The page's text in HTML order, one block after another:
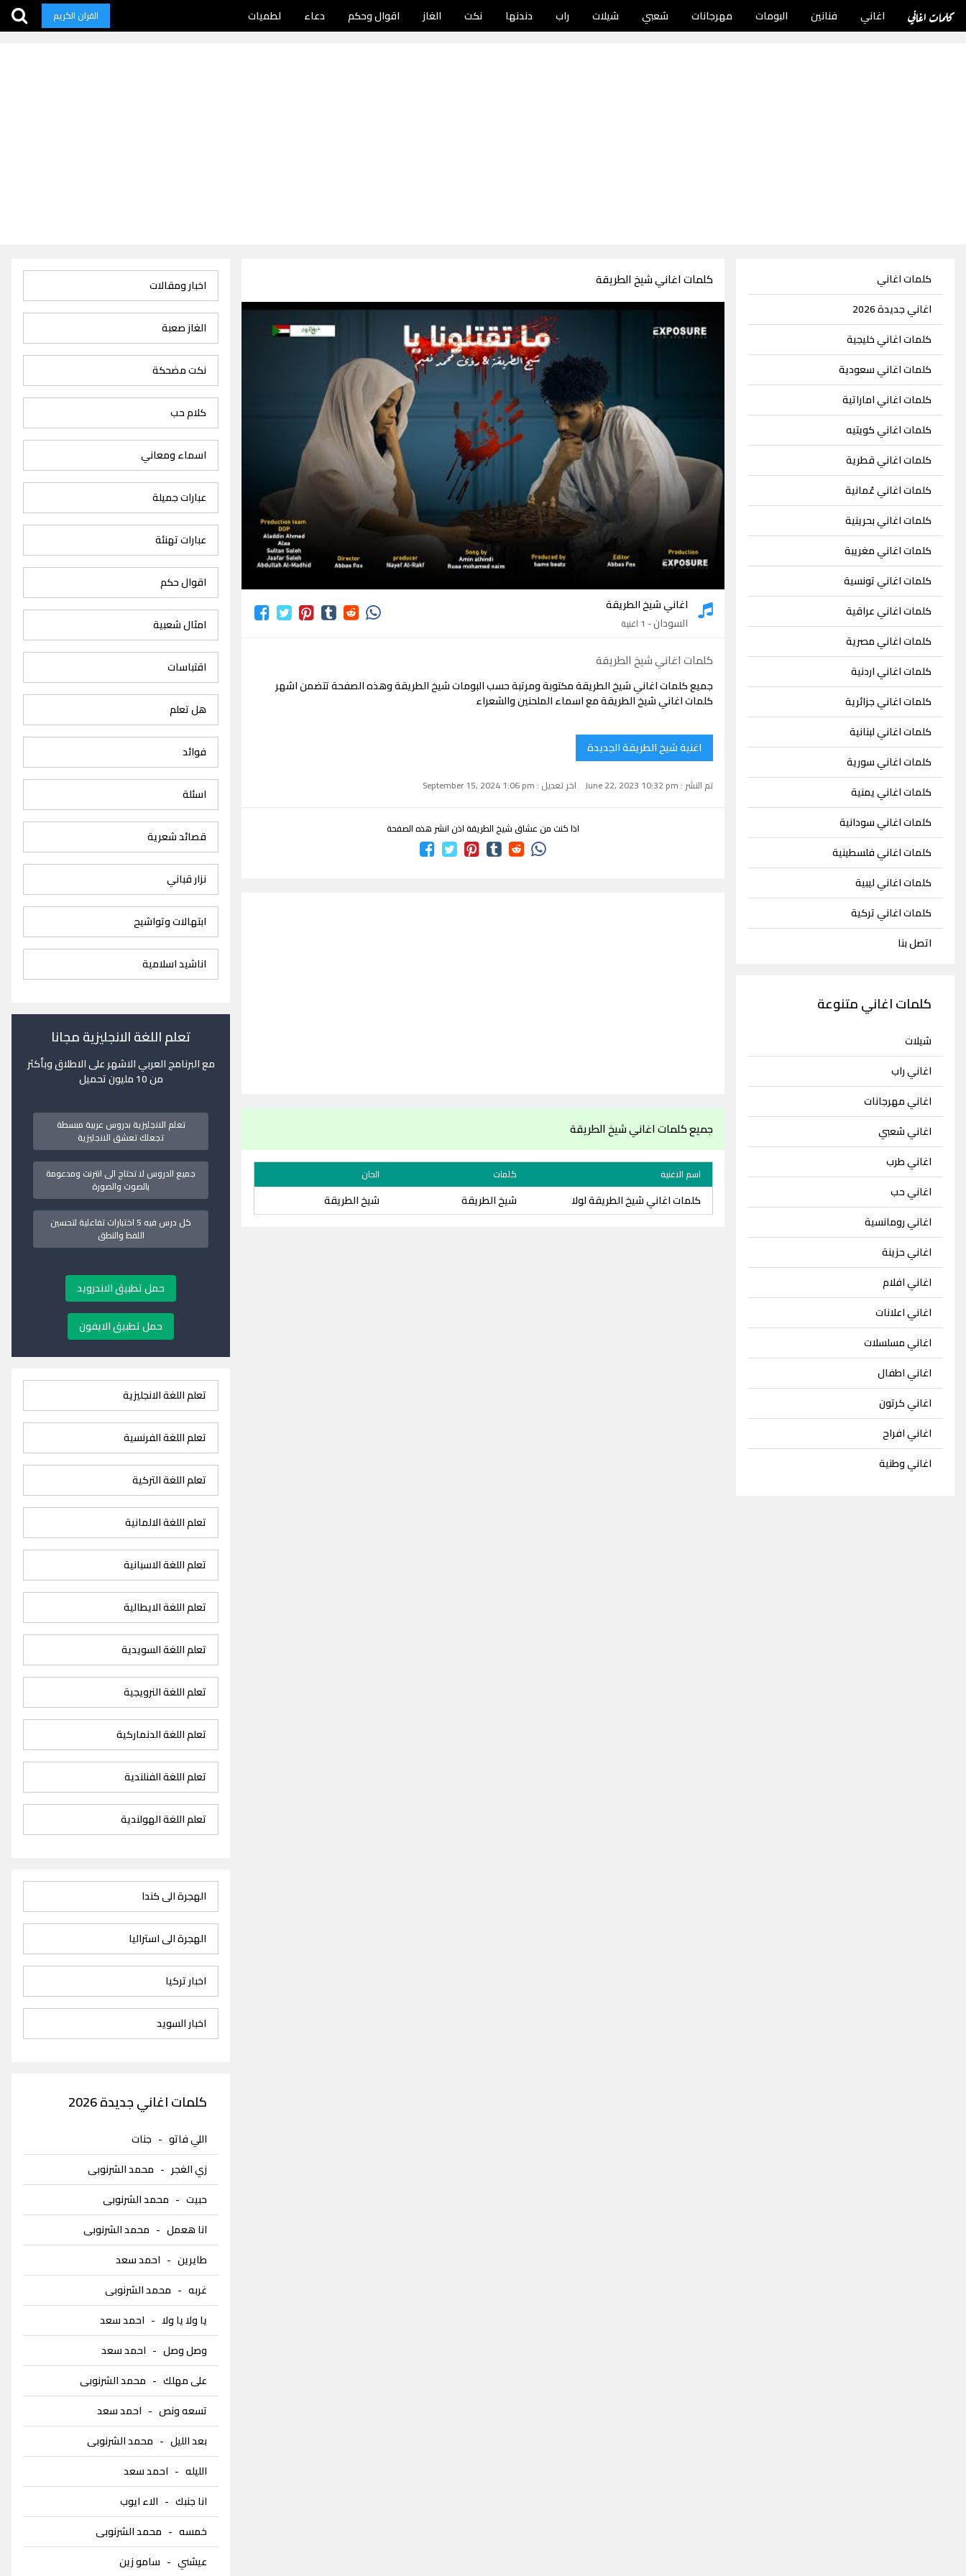
كلمات اغاني اغاني فنانين البومات مهرجانات شعبي شيلات راب دندنها نكت الغاز اقوال وحكم دعاء لطميات القران الكريم
كلمات اغاني
اغاني جديدة 2026
كلمات اغاني خليجية
كلمات اغاني سعودية
كلمات اغاني اماراتية
كلمات اغاني كويتيه
كلمات اغاني قطرية
كلمات اغاني عُمانية
كلمات اغاني بحرينية
كلمات اغاني مغريبة
كلمات اغاني تونسية
كلمات اغاني عراقية
كلمات اغاني مصرية
كلمات اغاني اردنية
كلمات اغاني جزائرية
كلمات اغاني لبنانية
كلمات اغاني سورية
كلمات اغاني يمنية
كلمات اغاني سودانية
كلمات اغاني فلسطينية
كلمات اغاني ليبية
كلمات اغاني تركية
اتصل بنا
كلمات اغاني متنوعة
شيلات
اغاني راب
اغاني مهرجانات
اغاني شعبي
اغاني طرب
اغاني حب
اغاني رومانسية
اغاني حزينة
اغاني افلام
اغاني اعلانات
اغاني مسلسلات
اغاني اطفال
اغاني كرتون
اغاني افراح
اغاني وطنية
كلمات اغاني شيخ الطريقة
اغاني شيخ الطريقة
السودان- 1 اغنية
كلمات اغاني شيخ الطريقة
جميع كلمات اغاني شيخ الطريقة مكتوبة ومرتبة حسب البومات شيخ الطريقة وهذه الصفحة تتضمن اشهر
كلمات اغاني شيخ الطريقة مع اسماء الملحنين والشعراء
اغنية شيخ الطريقة الجديدة
تم النشر : June 22, 2023 10:32 pm اخر تعديل : September 15, 2024 1:06 pm
اذا كنت من عشاق شيخ الطريقة اذن انشر هذه الصفحة
جميع كلمات اغاني شيخ الطريقة
اسم الاغنية كلمات الحان
كلمات اغاني شيخ الطريقة لولا شيخ الطريقة شيخ الطريقة
اخبار ومقالات
الغاز صعبة
نكت مضحكة
كلام حب
اسماء ومعاني
عبارات جميلة
عبارات تهنئة
اقوال حكم
امثال شعبية
اقتباسات
هل تعلم
فوائد
اسئلة
قصائد شعرية
نزار قباني
ابتهالات وتواشيح
اناشيد اسلامية
تعلم اللغة الانجليزية مجانا
مع البرنامج العربي الاشهر على الاطلاق وبأكثر
من 10 مليون تحميل
تعلم الانجليزية بدروس عربية مبسطة
تجعلك تعشق الانجليزية
جميع الدروس لا تحتاج الى انترنت ومدعومة
بالصوت والصورة
كل درس فيه 5 اختبارات تفاعلية لتحسين
اللفظ والنطق
حمل تطبيق الاندرويد
حمل تطبيق الايفون
تعلم اللغة الانجليزية
تعلم اللغة الفرنسية
تعلم اللغة التركية
تعلم اللغة الالمانية
تعلم اللغة الاسبانية
تعلم اللغة الايطالية
تعلم اللغة السويدية
تعلم اللغة النرويجية
تعلم اللغة الدنماركية
تعلم اللغة الفنلندية
تعلم اللغة الهولندية
الهجرة الى كندا
الهجرة الى استراليا
اخبار تركيا
اخبار السويد
كلمات اغاني جديدة 2026
اللي فاتو- جنات
زي الغجر - محمد الشرنوبى
حبيت- محمد الشرنوبى
انا هعمل- محمد الشرنوبى
طايرين- احمد سعد
غربه- محمد الشرنوبى
يا ولا يا ولا- احمد سعد
وصل وصل- احمد سعد
على مهلك- محمد الشرنوبى
تسعه ونص- احمد سعد
بعد الليل- محمد الشرنوبى
الليله- احمد سعد
انا جنبك- الاء ايوب
خمسه- محمد الشرنوبى
عيشني- سامو زين